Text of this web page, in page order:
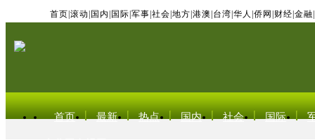
首页 滚动 国内 国际 军事 社会 地方 港澳 台湾 华人 侨网 财经 金融
首页 最新 热点 国内 社会 国际